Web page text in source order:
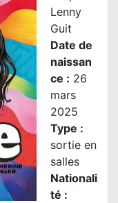
Lenny
Guit
Date de
naissan
ce : 26
mars
2025
Type :
sortie en
salles
Nationali
té :